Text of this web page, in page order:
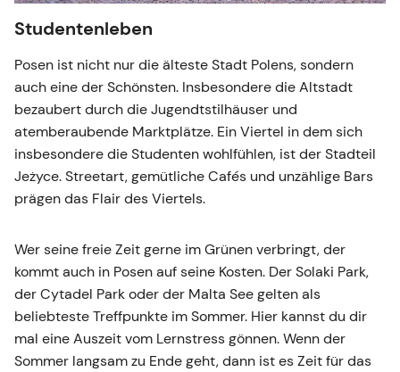
Studentenleben
Posen ist nicht nur die älteste Stadt Polens, sondern
auch eine der Schönsten. Insbesondere die Altstadt
bezaubert durch die Jugendtstilhäuser und
atemberaubende Marktplätze. Ein Viertel in dem sich
insbesondere die Studenten wohlfühlen, ist der Stadteil
Jeżyce. Streetart, gemütliche Cafés und unzählige Bars
prägen das Flair des Viertels.
Wer seine freie Zeit gerne im Grünen verbringt, der
kommt auch in Posen auf seine Kosten. Der Solaki Park,
der Cytadel Park oder der Malta See gelten als
beliebteste Treffpunkte im Sommer. Hier kannst du dir
mal eine Auszeit vom Lernstress gönnen. Wenn der
Sommer langsam zu Ende geht, dann ist es Zeit für das